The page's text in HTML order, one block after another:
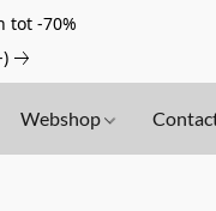
tot -70%
Webshop